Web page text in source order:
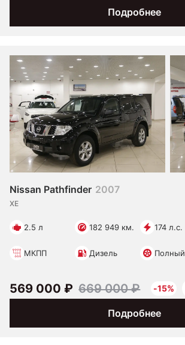
Подробнее
Nissan Pathfinder 2007
XE
2.5 л 182 949 км. 174 л.с.
МКПП Дизель Полный
Подробнее
569 000 ₽ 669 000 ₽ -15%